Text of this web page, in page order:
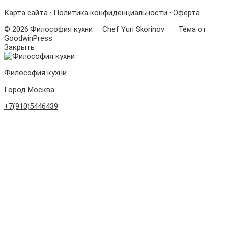
Карта сайта · Политика конфиденциальности · Оферта
© 2026 Философия кухни · Chef Yuri Skorinov · Тема от
GoodwinPress
Закрыть
Философия кухни
Город Москва
+7(910)5446439